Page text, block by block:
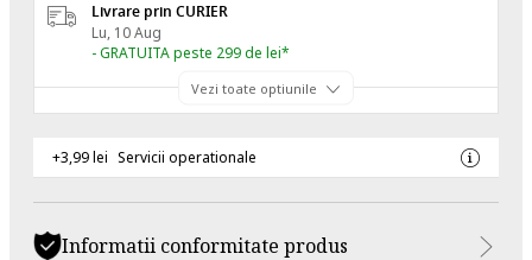
Livrare prin CURIER
Lu, 10 Aug
- GRATUITA peste 299 de lei*
Vezi toate optiunile
+3,99 lei Servicii operationale
Informatii conformitate produs